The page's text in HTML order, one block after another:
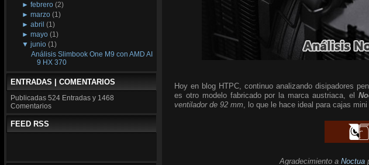
►febrero (2)
►marzo (1)
►abril (1)
►mayo (1)
▼junio (1)
Análisis Slimbook One M9 con AMD AI
9 HX 370
ENTRADAS | COMENTARIOS
Publicadas 524 Entradas y 1468
Comentarios
FEED RSS
Hoy en blog HTPC, continuo analizando disipadores
es otro modelo fabricado por la marca austriaca, el
ventilador de 92 mm , lo que le hace ideal para cajas
Agradecimiento a Noctua